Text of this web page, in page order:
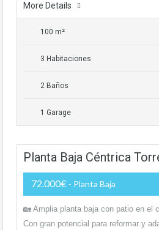
More Details
100 m²
3 Habitaciones
2 Baños
1 Garage
Planta Baja Céntrica
72.000€ - Planta Baja
🏡 Amplia planta baja con patio en el
Con gran potencial para reformar y